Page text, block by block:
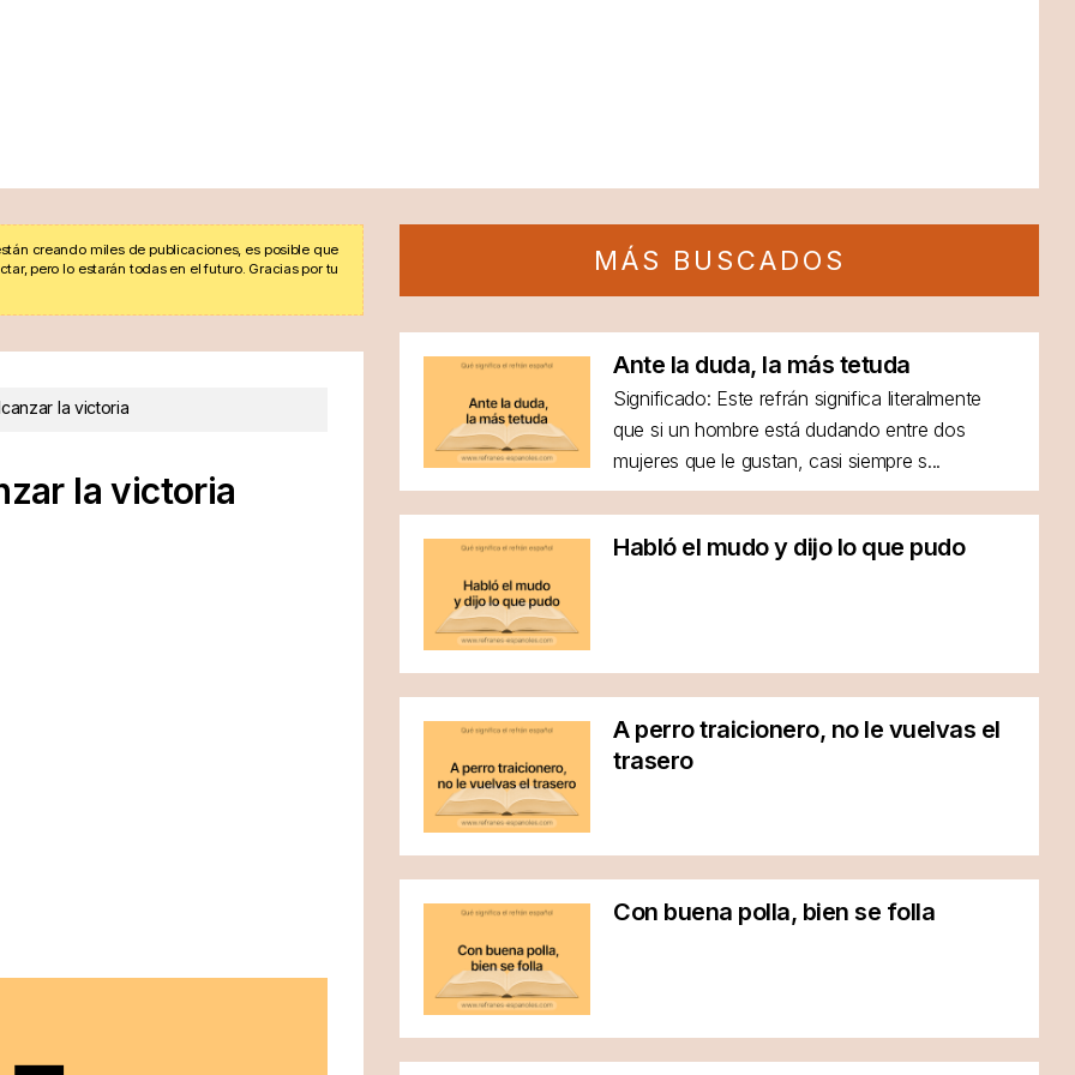
creando miles de publicaciones, es posible que
pero lo estarán todas en el futuro. Gracias por tu
la victoria
la victoria
MÁS BUSCADOS
Ante la duda, la más tetuda
Significado: Este refrán significa literalmente
que si un hombre está dudando entre dos
mujeres que le gustan, casi siempre s...
Habló el mudo y dijo lo que pudo
A perro traicionero, no le vuelvas el
trasero
Con buena polla, bien se folla